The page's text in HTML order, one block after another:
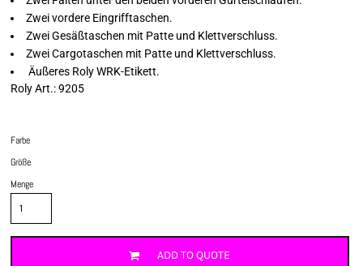
Zwei vordere Eingrifftaschen.
Zwei Gesäßtaschen mit Patte und Klettverschluss.
Zwei Cargotaschen mit Patte und Klettverschluss.
Äußeres Roly WRK-Etikett.
Roly Art.: 9205
Farbe
Größe
Menge
ADD TO QUOTE